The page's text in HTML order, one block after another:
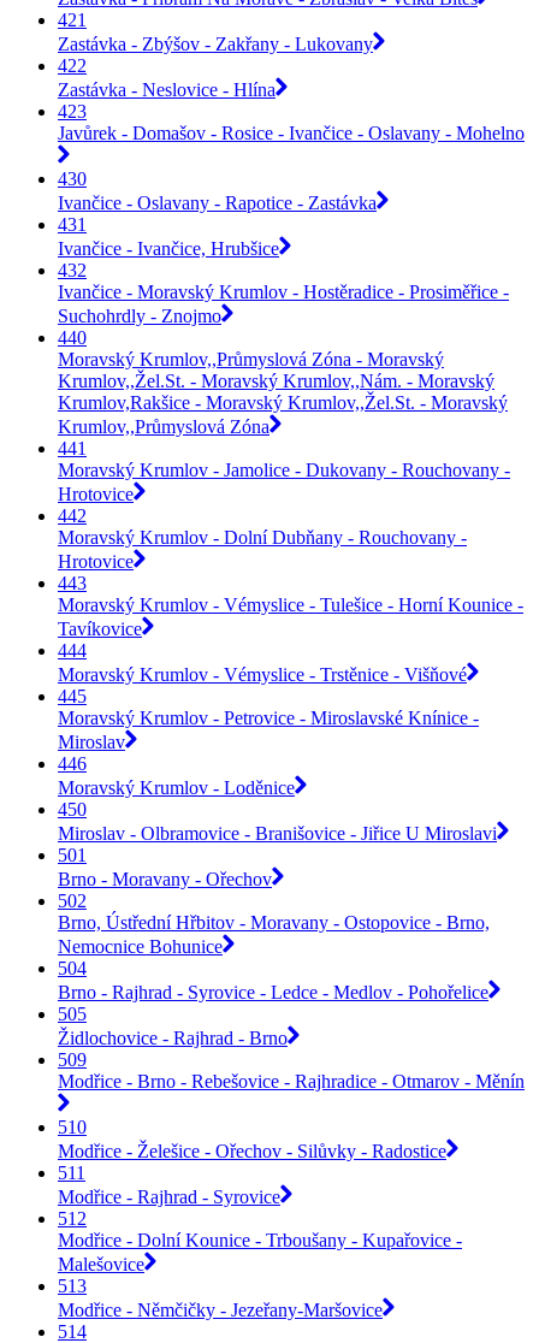
421
Zastávka - Zbýšov - Zakřany - Lukovany
422
Zastávka - Neslovice - Hlína
423
Javůrek - Domašov - Rosice - Ivančice - Oslavany - Mohelno
430
Ivančice - Oslavany - Rapotice - Zastávka
431
Ivančice - Ivančice, Hrubšice
432
Ivančice - Moravský Krumlov - Hostěradice - Prosiměřice -
Suchohrdly - Znojmo
440
Moravský Krumlov,,Průmyslová Zóna - Moravský
Krumlov,,Žel.St. - Moravský Krumlov,,Nám. - Moravský
Krumlov,Rakšice - Moravský Krumlov,,Žel.St. - Moravský
Krumlov,,Průmyslová Zóna
441
Moravský Krumlov - Jamolice - Dukovany - Rouchovany -
Hrotovice
442
Moravský Krumlov - Dolní Dubňany - Rouchovany -
Hrotovice
443
Moravský Krumlov - Vémyslice - Tulešice - Horní Kounice -
Tavíkovice
444
Moravský Krumlov - Vémyslice - Trstěnice - Višňové
445
Moravský Krumlov - Petrovice - Miroslavské Knínice -
Miroslav
446
Moravský Krumlov - Loděnice
450
Miroslav - Olbramovice - Branišovice - Jiřice U Miroslavi
501
Brno - Moravany - Ořechov
502
Brno, Ústřední Hřbitov - Moravany - Ostopovice - Brno,
Nemocnice Bohunice
504
Brno - Rajhrad - Syrovice - Ledce - Medlov - Pohořelice
505
Židlochovice - Rajhrad - Brno
509
Modřice - Brno - Rebešovice - Rajhradice - Otmarov - Měnín
510
Modřice - Želešice - Ořechov - Silůvky - Radostice
511
Modřice - Rajhrad - Syrovice
512
Modřice - Dolní Kounice - Trboušany - Kupařovice -
Malešovice
513
Modřice - Němčičky - Jezeřany-Maršovice
514